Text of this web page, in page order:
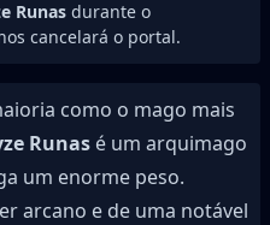
Runas durante o
cancelará o portal.
como o mago mais
Runas é um arquimago
um enorme peso.
arcano e de uma notável